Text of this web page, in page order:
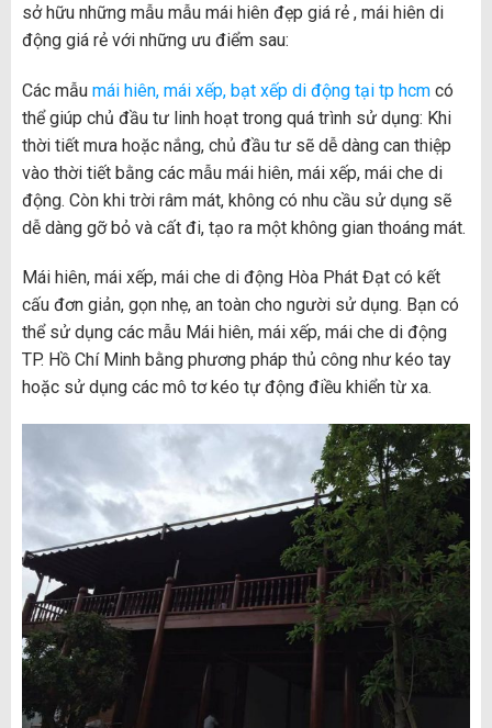
sở hữu những mẫu mẫu mái hiên đẹp giá rẻ , mái hiên di
động giá rẻ với những ưu điểm sau:
Các mẫu mái hiên, mái xếp, bạt xếp di động tại tp hcmcó
thể giúp chủ đầu tư linh hoạt trong quá trình sử dụng: Khi
thời tiết mưa hoặc nắng, chủ đầu tư sẽ dễ dàng can thiệp
vào thời tiết bằng các mẫu mái hiên, mái xếp, mái che di
động. Còn khi trời râm mát, không có nhu cầu sử dụng sẽ
dễ dàng gỡ bỏ và cất đi, tạo ra một không gian thoáng mát.
Mái hiên, mái xếp, mái che di động Hòa Phát Đạt có kết
cấu đơn giản, gọn nhẹ, an toàn cho người sử dụng. Bạn có
thể sử dụng các mẫu Mái hiên, mái xếp, mái che di động
TP. Hồ Chí Minh bằng phương pháp thủ công như kéo tay
hoặc sử dụng các mô tơ kéo tự động điều khiển từ xa.